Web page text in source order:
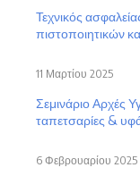
Τεχνικός
πιστοποιητικών
Σεμινάριο Αρχές
ταπετσαρίες &
11 Μαρτίου 2025
6 Φεβρουαρίου 2025